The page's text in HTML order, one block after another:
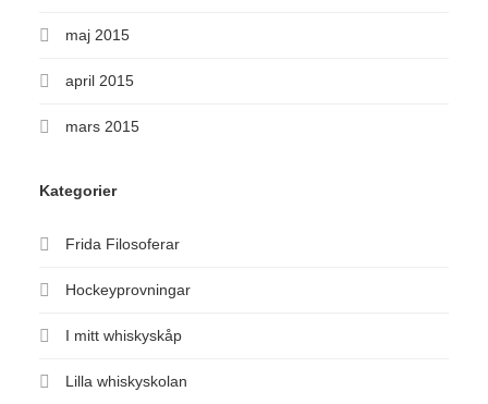
maj 2015
april 2015
mars 2015
Kategorier
Frida Filosoferar
Hockeyprovningar
I mitt whiskyskåp
Lilla whiskyskolan